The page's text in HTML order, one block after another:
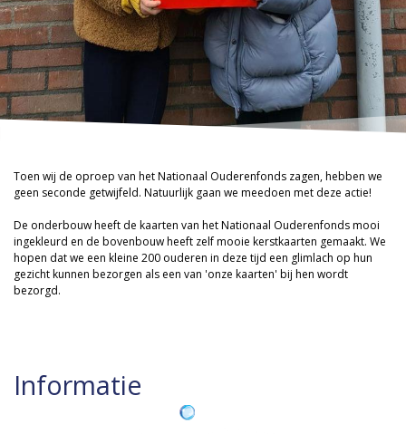
Toen wij de oproep van het Nationaal Ouderenfonds zagen, hebben we
geen seconde getwijfeld. Natuurlijk gaan we meedoen met deze actie!
De onderbouw heeft de kaarten van het Nationaal Ouderenfonds mooi
ingekleurd en de bovenbouw heeft zelf mooie kerstkaarten gemaakt. We
hopen dat we een kleine 200 ouderen in deze tijd een glimlach op hun
gezicht kunnen bezorgen als een van 'onze kaarten' bij hen wordt
bezorgd.
Informatie